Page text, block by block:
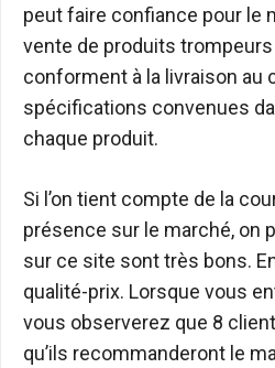
peut faire confiance pour le
vente de produits trompeurs
conforment à la livraison au
spécifications convenues
chaque produit.
Si l’on tient compte de la
présence sur le marché, on
sur ce site sont très bons.
qualité-prix. Lorsque vous
vous observerez que 8
qu’ils recommanderont le